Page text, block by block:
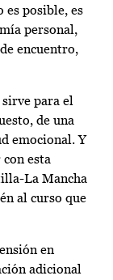
es posible, es
personal,
encuentro,
para el
de una
emocional. Y
esta
La Mancha
al curso que
en
adicional